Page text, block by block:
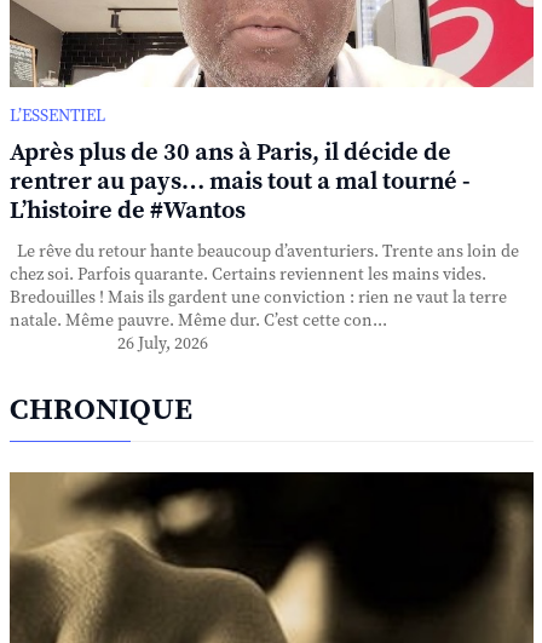
L’ESSENTIEL
Après plus de 30 ans à Paris, il décide de
rentrer au pays… mais tout a mal tourné -
L’histoire de #Wantos
Le rêve du retour hante beaucoup d’aventuriers. Trente ans loin de
chez soi. Parfois quarante. Certains reviennent les mains vides.
Bredouilles ! Mais ils gardent une conviction : rien ne vaut la terre
natale. Même pauvre. Même dur. C’est cette con...
26 July, 2026
CHRONIQUE